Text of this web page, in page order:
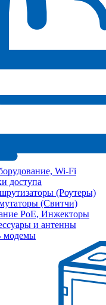
Wi-Fi
доступа
(Роутеры)
(Свитчи)
PoE, Инжекторы
и антенны
модемы